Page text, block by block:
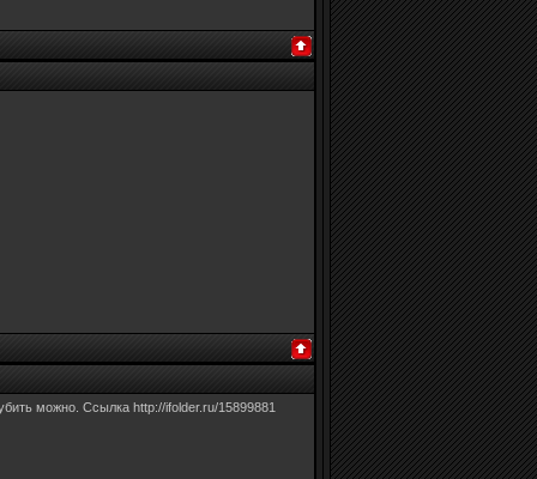
можно. Ссылка http://ifolder.ru/15899881